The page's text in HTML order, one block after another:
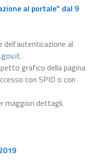
al portale" dal 9
dell'autenticazione al
.
grafico della pagina
con SPID o con
maggiori dettagli.